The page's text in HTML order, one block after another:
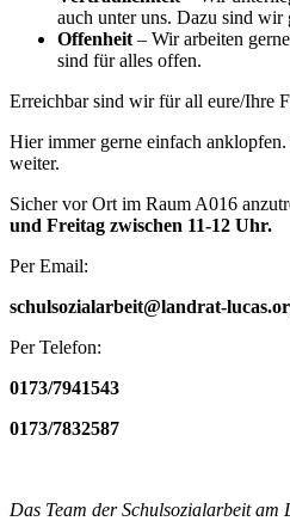
auch unter uns. Dazu sind wir
Offenheit – Wir arbeiten
sind für alles offen.
Erreichbar sind wir für all eure/Ihre
Hier immer gerne einfach
weiter.
Sicher vor Ort im Raum A016
und Freitag zwischen 11-12 Uhr.
Per Email:
schulsozialarbeit@landrat-
Per Telefon:
0173/7941543
0173/7832587
Das Team der Schulsozialarbeit am